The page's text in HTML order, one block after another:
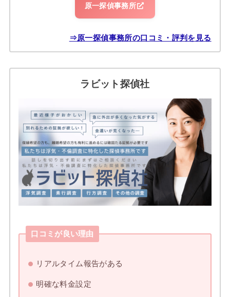
原一探偵事務所
⇒原一探偵事務所の口コミ・評判を見る
ラビット探偵社
口コミが良い理由
リアルタイム報告がある
明確な料金設定